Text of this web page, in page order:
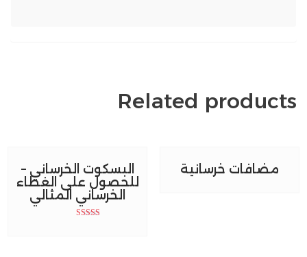
Related products
مضافات خرسانية
البسكوت الخرساني –
للحصول على الغطاء
الخرساني المثالي